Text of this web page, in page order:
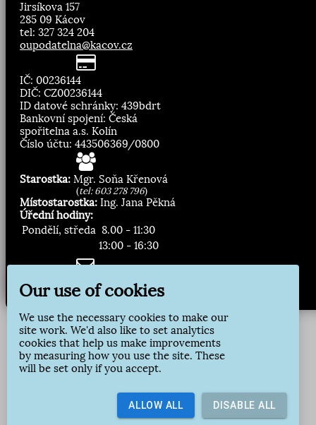
Jirsíkova 157
285 09 Kácov
tel: 327 324 204
oupodatelna@kacov.cz
IČ: 00236144
DIČ: CZ00236144
ID datové schránky: 439bdrt
Bankovní spojení: Česká
spořitelna a.s. Kolín
Číslo účtu: 443506369/0800
Starostka: Mgr. Soňa Křenová
(tel: 603 278 796)
Místostarostka: Ing. Jana Pěkná
Úřední hodiny:
Pondělí, středa 8.00 - 11:30
13:00 - 16:30
Zasílání novinek:
Přihlásit odběr
Our use of cookies
We use the necessary cookies to make our
site work. We'd also like to set analytics
cookies that help us make improvements
by measuring how you use the site. These
will be set only if you accept.
ALLOW ALL DISABLE ALL